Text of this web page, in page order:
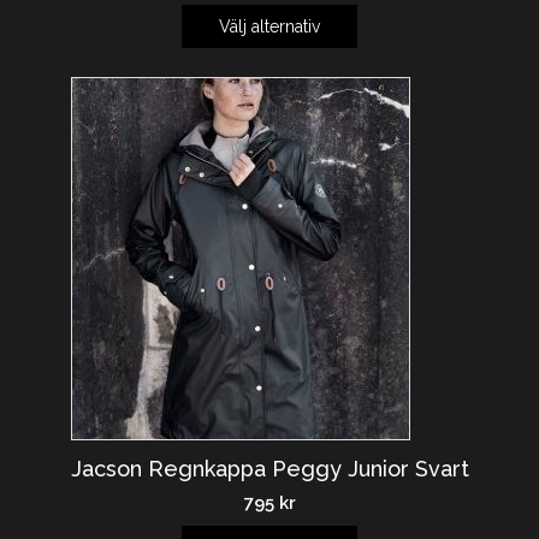
Välj alternativ
Jacson Regnkappa Peggy Junior Svart
795 kr